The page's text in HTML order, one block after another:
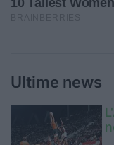
Ultime news